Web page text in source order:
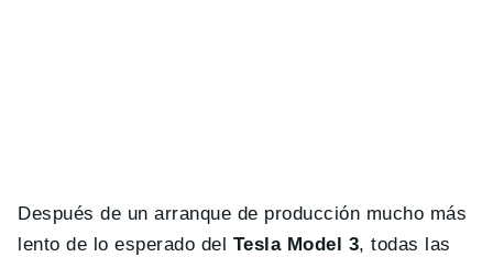
Después de un arranque de producción mucho más
lento de lo esperado del Tesla Model 3, todas las